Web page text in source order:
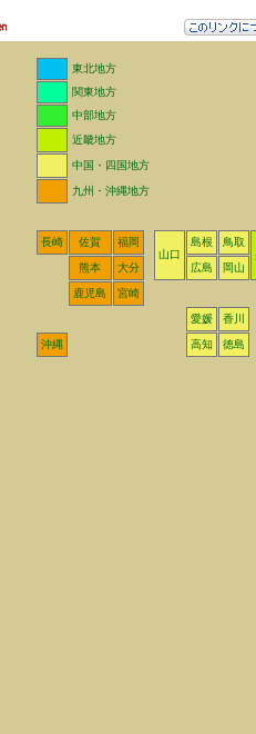
東北地方
関東地方
中部地方
近畿地方
中国・四国地方
九州・沖縄地方
長崎 佐賀
福岡
山口
島根
鳥取
熊本
大分 広島 岡山
鹿児島 宮崎
愛媛 香川
沖縄 高知 徳島